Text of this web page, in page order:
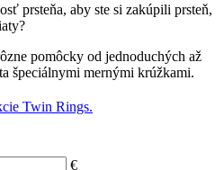
Twin Rings.
prsteňa, aby ste si zakúpili prsteň,
pomôcky od jednoduchých až
špeciálnymi mernými krúžkami.
€